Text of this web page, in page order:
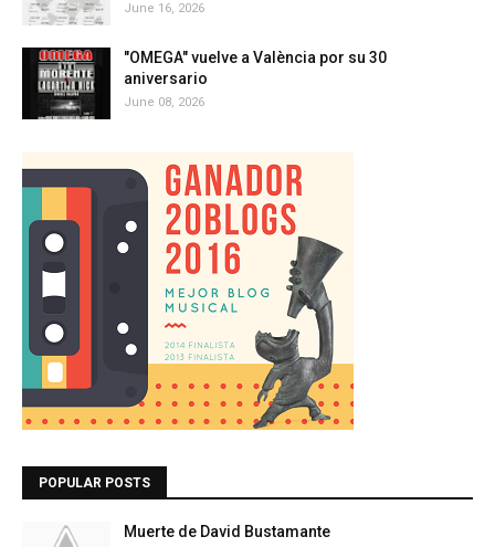
June 16, 2026
"OMEGA" vuelve a València por su 30
aniversario
June 08, 2026
POPULAR POSTS
Muerte de David Bustamante